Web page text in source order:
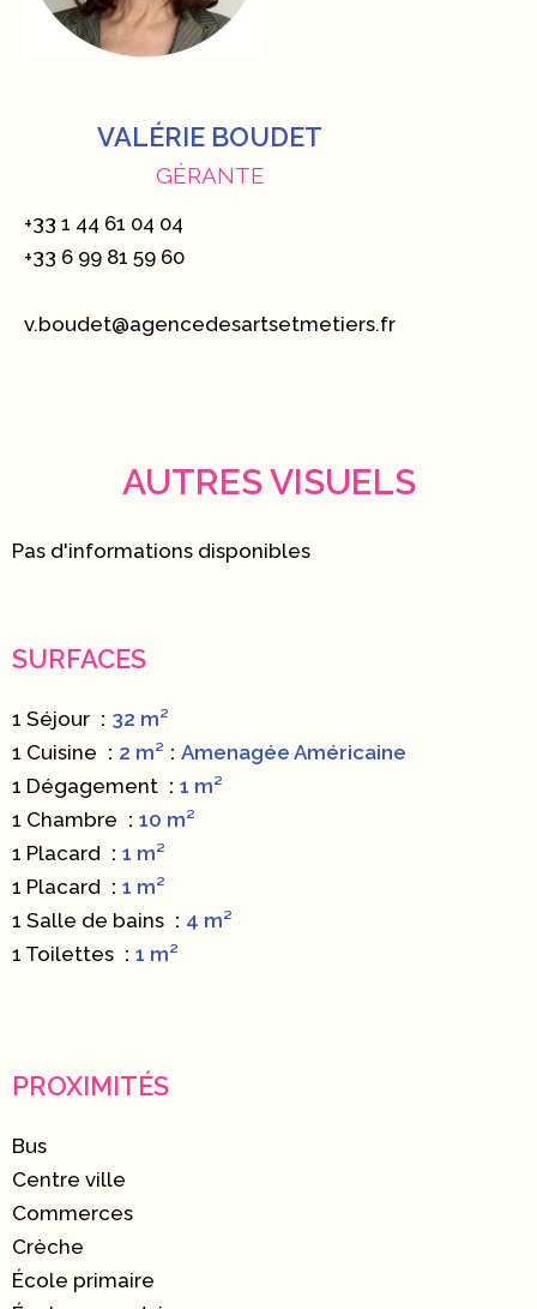
VALÉRIE BOUDET
GÉRANTE
+33 1 44 61 04 04
+33 6 99 81 59 60
v.boudet@agencedesartsetmetiers.fr
AUTRES VISUELS
Pas d'informations disponibles
SURFACES
1 Séjour
32 m²
1 Cuisine
2 m²
Amenagée Américaine
1 Dégagement
1 m²
1 Chambre
10 m²
1 Placard
1 m²
1 Placard
1 m²
1 Salle de bains
4 m²
1 Toilettes
1 m²
PROXIMITÉS
Bus
Centre ville
Commerces
Crèche
École primaire